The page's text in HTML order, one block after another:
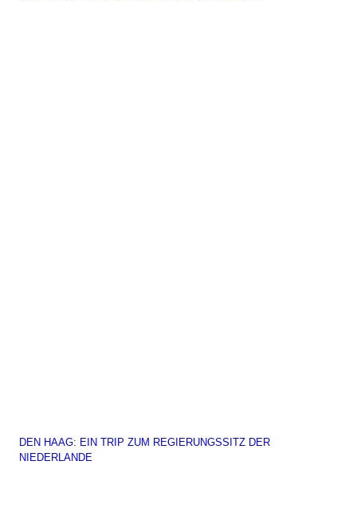
DEN HAAG: EIN TRIP ZUM REGIERUNGSSITZ DER
NIEDERLANDE